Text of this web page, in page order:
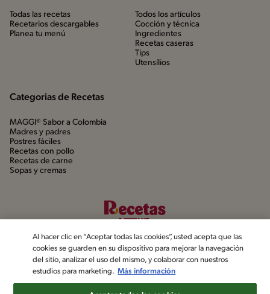
Todas las recetas
Recetarios descargables
Planea tu menú
Todos los artículos
Cocción y técnica
Ingredientes
Recetas caseras
Tips
Utensílios
Categorias de Recetas
MAGGI® Sabor a Colombia
Madres y padres
Postres fáciles
Recetas con pollo
Recetas de carne
Sopas y cremas
Al hacer clic en “Aceptar todas las cookies”, usted acepta que las
cookies se guarden en su dispositivo para mejorar la navegación
del sitio, analizar el uso del mismo, y colaborar con nuestros
estudios para marketing. Más información